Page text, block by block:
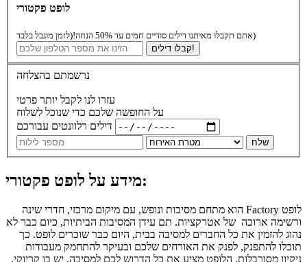
לופט פקטורי
אתם תקבלו מאיתנו דילים סודיים חמים עד 50% הנחה!(לזמן מוגבל בלבד)
קבלו דילים!
נרשמתם בהצלחה
עזרו לנו לקבל יותר פרטי
על החופשה שלכם כדי שנוכל לשלוח
שלח
מידע על לופט פקטורי:
לופט Factory הוא מתחם מסיבות ונופש, עם מיקום מרכזי, חדרי שינה
ורשימה ארוכה של אטרקציות. תם עידן המסיבות הביתיות, כיום כבר לא
נהוג להזמין את כל החברים למסיבה בבית, היום כבר שוכרים לופט. כך
תוכלו להתפנק, לפנק את האורחים שלכם ובעיקר להתחמק מעבודות
ניקיון מסורבלות. הלופט מציע את כל הדרוש לכם למסיבה, יש בו קריוקי,